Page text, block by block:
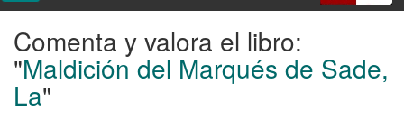
Comenta
y
valora
Comenta y valora el libro:
"Maldición del Marqués de Sade,
La"